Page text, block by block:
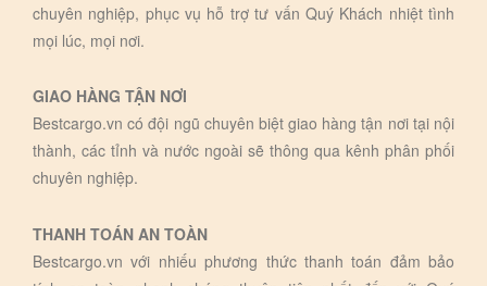
chuyên nghiệp, phục vụ hỗ trợ tư vấn Quý Khách nhiệt tình
mọi lúc, mọi nơi.
GIAO HÀNG TẬN NƠI
Bestcargo.vn có đội ngũ chuyên biệt giao hàng tận nơi tại nội
thành, các tỉnh và nước ngoài sẽ thông qua kênh phân phối
chuyên nghiệp.
THANH TOÁN AN TOÀN
Bestcargo.vn với nhiếu phương thức thanh toán đảm bảo